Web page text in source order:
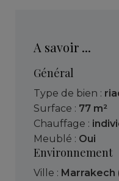
A savoir ...
Général
Type de bien :
Surface : 77 m²
Chauffage :
Meublé : Oui
Environnement
Ville : Marrakech